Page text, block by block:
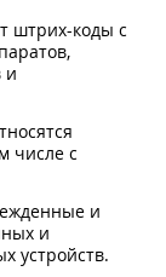
штрих-коды с
и
числе с
и
и
устройств.